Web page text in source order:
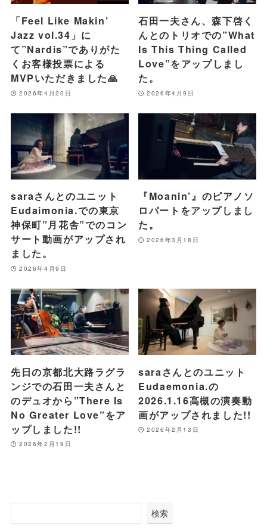
「Feel Like Makin’
Jazz vol.34」に
て”Nardis”でありがた
くお客様投票による
MVPいただきました🙏
2026年4月20日
石田一夫さん、森下啓く
んとのトリオでの”What
Is This Thing Called
Love”をアップしまし
た。
2026年4月9日
saraさんとのユニット
Eudaimonia.での東京
神保町”月花舎”でのコン
サート動画がアップされ
ました。
2026年4月9日
『Moanin’』のピアノソ
ロパートをアップしまし
た。
2026年3月18日
先日の京都北大路ラグラ
ンジでの石田一夫さんと
のデュオから”There Is
No Greater Love”をア
ップしました!!
2026年2月19日
saraさんとのユニット
Eudaemonia.の
2026.1.16高槻の演奏動
画がアップされました!!
2026年2月13日
検索